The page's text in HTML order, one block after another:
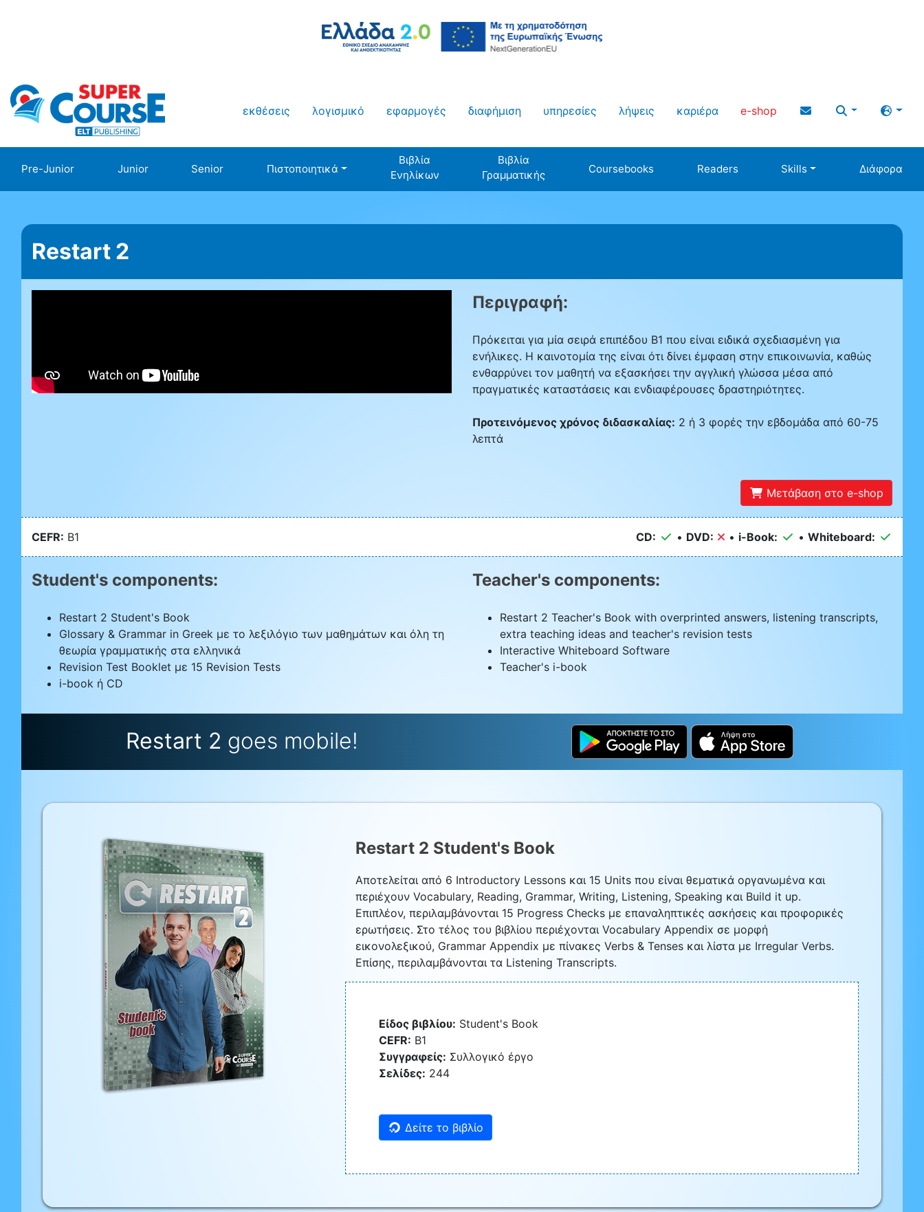
εκθέσεις λογισμικό εφαρμογές διαφήμιση υπηρεσίες λήψεις καριέρα e-shop
Pre-Junior Junior Senior Πιστοποιητικά
Βιβλία
Ενηλίκων
Βιβλία
Γραμματικής
Coursebooks Readers Skills Διάφορα
Restart 2
Περιγραφή:
Πρόκειται για μία σειρά επιπέδου B1 που είναι ειδικά σχεδιασμένη για
ενήλικες. Η καινοτομία της είναι ότι δίνει έμφαση στην επικοινωνία, καθώς
ενθαρρύνει τον μαθητή να εξασκήσει την αγγλική γλώσσα μέσα από
πραγματικές καταστάσεις και ενδιαφέρουσες δραστηριότητες.
Προτεινόμενος χρόνος διδασκαλίας: 2 ή 3 φορές την εβδομάδα από 60-75
λεπτά
Μετάβαση στο e-shop
CEFR: B1 CD: • DVD: • i-Book: • Whiteboard:
Student's components:
Restart 2 Student's Book
Glossary & Grammar in Greek με το λεξιλόγιο των μαθημάτων και όλη τη
θεωρία γραμματικής στα ελληνικά
Revision Test Booklet με 15 Revision Tests
i-book ή CD
Teacher's components:
Restart 2 Teacher's Book with overprinted answers, listening transcripts,
extra teaching ideas and teacher's revision tests
Interactive Whiteboard Software
Teacher's i-book
Restart 2 goes mobile!
Restart 2 Student's Book
Αποτελείται από 6 Introductory Lessons και 15 Units που είναι θεματικά οργανωμένα και
περιέχουν Vocabulary, Reading, Grammar, Writing, Listening, Speaking και Build it up.
Επιπλέον, περιλαμβάνονται 15 Progress Checks με επαναληπτικές ασκήσεις και προφορικές
ερωτήσεις. Στο τέλος του βιβλίου περιέχονται Vocabulary Appendix σε μορφή
εικονολεξικού, Grammar Appendix με πίνακες Verbs & Tenses και λίστα με Irregular Verbs.
Επίσης, περιλαμβάνονται τα Listening Transcripts.
Είδος βιβλίου: Student's Book
CEFR: B1
Συγγραφείς: Συλλογικό έργο
Σελίδες: 244
Δείτε το βιβλίο